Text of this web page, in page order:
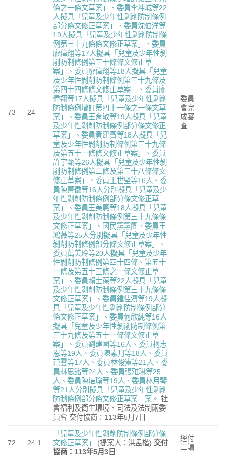
73 24
條之一條文草案」、委員李坤城等22
人擬具「兒童及少年性剝削防制條例
部分條文修正草案」、委員沈伯洋等
19人擬具「兒童及少年性剝削防制條
例第三十九條條文修正草案」、委員
廖偉翔等17人擬具「兒童及少年性剝
削防制條例第三十條條文修正草
案」、委員廖偉翔等18人擬具「兒童
及少年性剝削防制條例第三十九條及
第四十四條條文修正草案」、委員廖
偉翔等17人擬具「兒童及少年性剝削
防制條例增訂第四十一條之一條文草
案」、委員王育敏等19人擬具「兒童
及少年性剝削防制條例部分條文修正
草案」、委員黃建賓等18人擬具「兒
童及少年性剝削防制條例第三十九條
及第五十一條條文修正草案」、委員
許宇甄等26人擬具「兒童及少年性剝
削防制條例第二條及第三十八條條文
修正草案」、委員王世堅等16人、委
員陳菁徽等16人分別擬具「兒童及少
年性剝削防制條例部分條文修正草
案」、委員王美惠等18人擬具「兒童
及少年性剝削防制條例第三十九條條
文修正草案」、國民黨黨團、委員王
鴻薇等25人分別擬具「兒童及少年性
剝削防制條例部分條文修正草案」、
委員萬美玲等20人擬具「兒童及少年
性剝削防制條例第四十四條、第五十
一條及第五十三條之一條文修正草
案」、委員賴士葆等22人擬具「兒童
及少年性剝削防制條例第三十九條條
文修正草案」、委員鍾佳濱等19人擬
具「兒童及少年性剝削防制條例部分
條文修正草案」、委員何欣純等16人
擬具「兒童及少年性剝削防制條例第
三十九條及第五十一條條文修正草
案」、委員劉建國等16人、委員柯志
恩等19人、委員陳素月等18人、委員
范雲等17人、委員林俊憲等21人、委
員林思銘等24人、委員張雅琳等25
人、委員陳培瑜等19人、委員林月琴
等21人分別擬具「兒童及少年性剝削
防制條例部分條文修正草案」案。 社
會福利及衛生環境、司法及法制兩委
員會 交付協商：113年5月7日
委員
會完
成審
查
72 24.1
「兒童及少年性剝削防制條例部分條
文修正草案」
(提案人：洪孟楷) 交付
協商：113年5月3日
逕付
二讀